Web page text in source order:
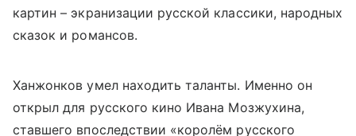
картин – экранизации русской классики, народных
сказок и романсов.
Ханжонков умел находить таланты. Именно он
открыл для русского кино Ивана Мозжухина,
ставшего впоследствии «королём русского